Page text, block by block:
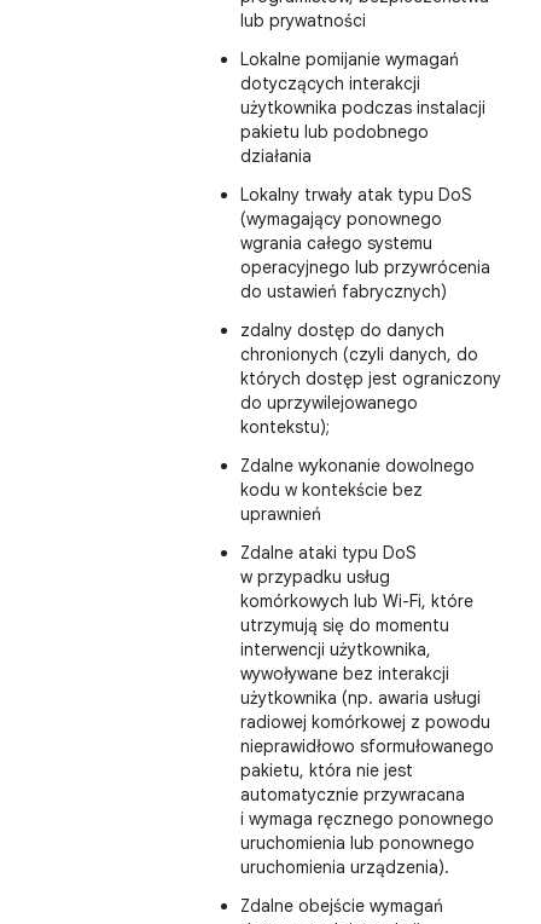
lub prywatności
Lokalne pomijanie wymagań
dotyczących interakcji
użytkownika podczas instalacji
pakietu lub podobnego
działania
Lokalny trwały atak typu DoS
(wymagający ponownego
wgrania całego systemu
operacyjnego lub przywrócenia
do ustawień fabrycznych)
zdalny dostęp do danych
chronionych (czyli danych, do
których dostęp jest ograniczony
do uprzywilejowanego
kontekstu);
Zdalne wykonanie dowolnego
kodu w kontekście bez
uprawnień
Zdalne ataki typu DoS
w przypadku usług
komórkowych lub Wi-Fi, które
utrzymują się do momentu
interwencji użytkownika,
wywoływane bez interakcji
użytkownika (np. awaria usługi
radiowej komórkowej z powodu
nieprawidłowo sformułowanego
pakietu, która nie jest
automatycznie przywracana
i wymaga ręcznego ponownego
uruchomienia lub ponownego
uruchomienia urządzenia).
Zdalne obejście wymagań